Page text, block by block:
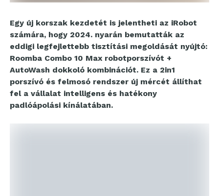
Egy új korszak kezdetét is jelentheti az iRobot
számára, hogy 2024. nyarán bemutatták az
eddigi legfejlettebb tisztítási megoldását nyújtó:
Roomba Combo 10 Max robotporszívót +
AutoWash dokkoló kombinációt. Ez a 2in1
porszívó és felmosó rendszer új mércét állíthat
fel a vállalat intelligens és hatékony
padlóápolási kínálatában.